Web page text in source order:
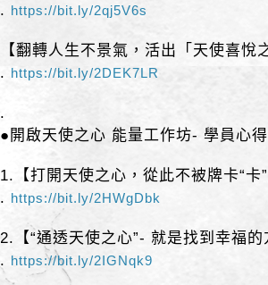
. https://bit.ly/2qj5V6s
【翻轉人生不景氣，活出「天使喜悅
. https://bit.ly/2DEK7LR
.
●開啟天使之心 能量工作坊- 學員心
1.【打開天使之心，從此不被牌卡“卡
. https://bit.ly/2HWgDbk
2.【“通透天使之心”- 就是找到幸福
. https://bit.ly/2IGNqk9